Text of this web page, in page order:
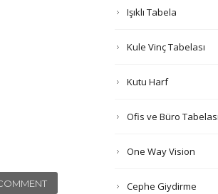
Işıklı Tabela
Kule Vinç Tabelası
Kutu Harf
Ofis ve Büro Tabelası
One Way Vision
Cephe Giydirme